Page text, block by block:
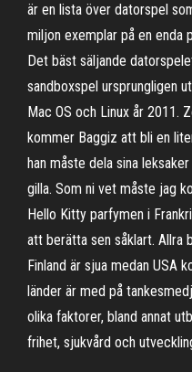
är en lista över datorspel
miljon exemplar på en enda
Det bäst säljande
sandboxspel ursprungligen
Mac OS och Linux år 2011.
kommer Baggiz att bli en
han måste dela sina
gilla. Som ni vet måste jag
Hello Kitty parfymen i
att berätta sen såklart. Allra
Finland är sjua medan USA
länder är med på
olika faktorer, bland annat
frihet, sjukvård och